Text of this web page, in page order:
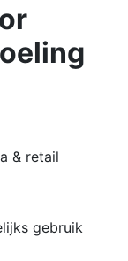
& retail
gebruik